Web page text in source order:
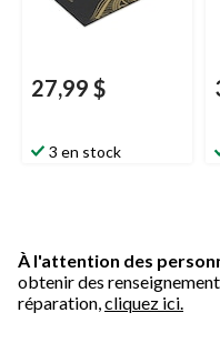
27,99 $
3 en stock
À l'attention des
obtenir des
réparation, cliquez ici.